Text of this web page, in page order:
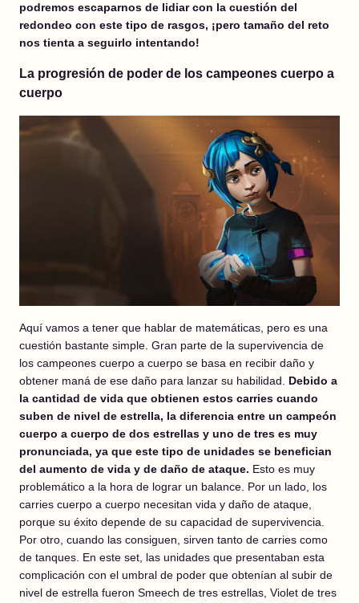
podremos escaparnos de lidiar con la cuestión del
redondeo con este tipo de rasgos, ¡pero tamaño del reto
nos tienta a seguirlo intentando!
La progresión de poder de los campeones cuerpo a
cuerpo
Aquí vamos a tener que hablar de matemáticas, pero es una
cuestión bastante simple. Gran parte de la supervivencia de
los campeones cuerpo a cuerpo se basa en recibir daño y
obtener maná de ese daño para lanzar su habilidad. Debido a
la cantidad de vida que obtienen estos carries cuando
suben de nivel de estrella, la diferencia entre un campeón
cuerpo a cuerpo de dos estrellas y uno de tres es muy
pronunciada, ya que este tipo de unidades se benefician
del aumento de vida y de daño de ataque. Esto es muy
problemático a la hora de lograr un balance. Por un lado, los
carries cuerpo a cuerpo necesitan vida y daño de ataque,
porque su éxito depende de su capacidad de supervivencia.
Por otro, cuando las consiguen, sirven tanto de carries como
de tanques. En este set, las unidades que presentaban esta
complicación con el umbral de poder que obtenían al subir de
nivel de estrella fueron Smeech de tres estrellas, Violet de tres